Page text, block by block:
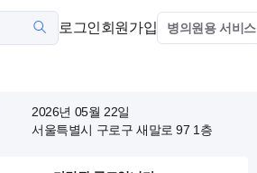
로그인회원가입 병의원용 서비스
2026년 05월 22일
서울특별시 구로구 새말로 97 1층